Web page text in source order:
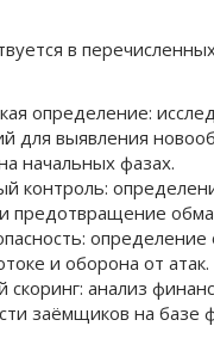
в
определение:
для выявления
начальных фазах.
контроль:
предотвращение
определение
и оборона от атак.
скоринг: анализ
заёмщиков на базе